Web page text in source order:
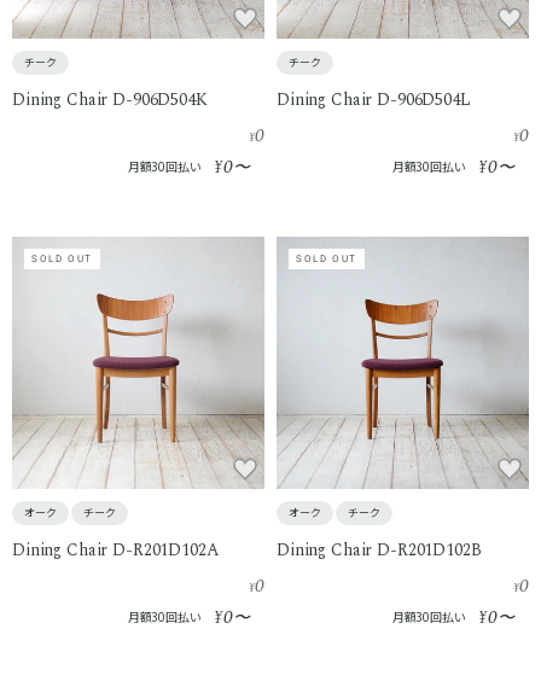
チーク
Dining Chair D-906D504K
¥0
月額30回払い ¥0〜
チーク
Dining Chair D-906D504L
¥0
月額30回払い ¥0〜
SOLD OUT
オーク チーク
Dining Chair D-R201D102A
¥0
月額30回払い ¥0〜
SOLD OUT
オーク チーク
Dining Chair D-R201D102B
¥0
月額30回払い ¥0〜